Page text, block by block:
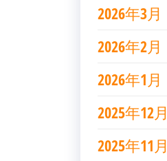
2026年3月
2026年2月
2026年1月
2025年12月
2025年11月